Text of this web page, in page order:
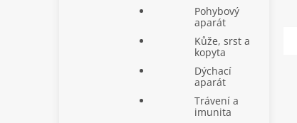
Pohybový
aparát
Kůže, srst a
kopyta
Dýchací
aparát
Trávení a
imunita